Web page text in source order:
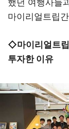
했던 여행사들
마이리얼트립
◇마이리얼트립
투자한 이유